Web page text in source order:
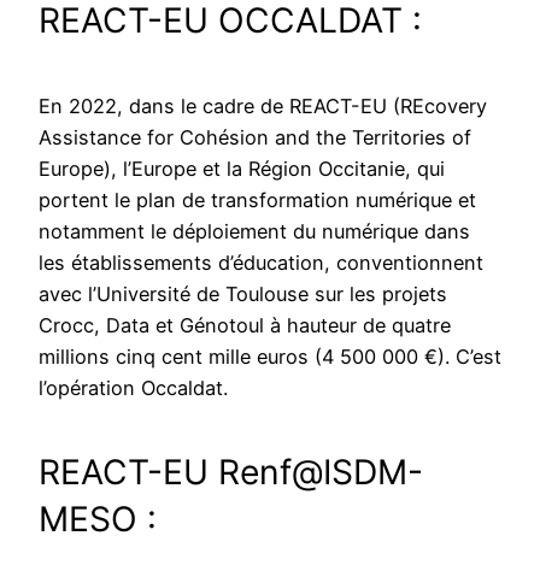
REACT-EU OCCALDAT :
En 2022, dans le cadre de REACT-EU (REcovery
Assistance for Cohésion and the Territories of
Europe), l’Europe et la Région Occitanie, qui
portent le plan de transformation numérique et
notamment le déploiement du numérique dans
les établissements d’éducation, conventionnent
avec l’Université de Toulouse sur les projets
Crocc, Data et Génotoul à hauteur de quatre
millions cinq cent mille euros (4 500 000 €). C’est
l’opération Occaldat.
REACT-EU Renf@ISDM-
MESO :